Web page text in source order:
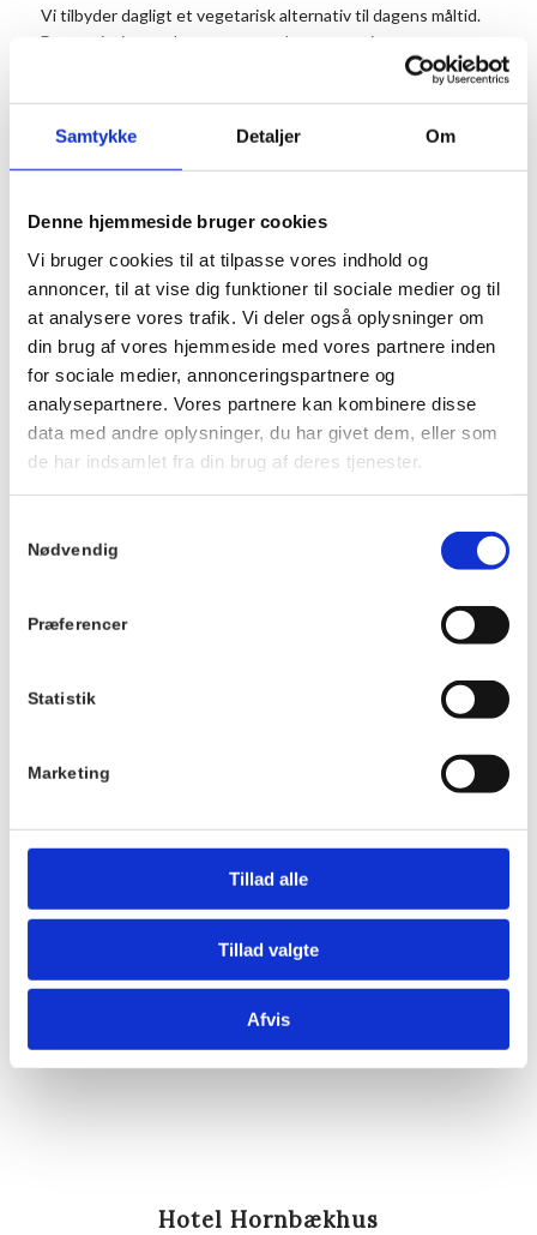
Samtykke Detaljer Om
Denne hjemmeside bruger cookies
Vi bruger cookies til at tilpasse vores indhold og
annoncer, til at vise dig funktioner til sociale medier og til
at analysere vores trafik. Vi deler også oplysninger om
din brug af vores hjemmeside med vores partnere inden
for sociale medier, annonceringspartnere og
analysepartnere. Vores partnere kan kombinere disse
data med andre oplysninger, du har givet dem, eller som
de har indsamlet fra din brug af deres tjenester.
Nødvendig
Præferencer
Statistik
Marketing
Tillad alle
Tillad valgte
Afvis
Vi tilbyder dagligt et vegetarisk alternativ til dagens måltid.
Det er vigtigt, at du noterer antal vegetarer i
dessert. Dessert og kaffe kan købes efter maden. Børn til og
med 3 år betaler ikke.
Husk at reservere dine pladser på forhånd.
Ankom gerne ca. 20 minutter før, så du kan få noget at drikke
og finde en plads ved langbordet, inden maden serveres.
Vi kan ikke tilpasse maden eller garantere veganske, mælkefri
eller glutenfri muligheder.
Der tages forbehold for ændringer i menuen.
Du kan se menuenHER.
Info
Dato:
Serie:
Pris:
Sted
Skovvej 7
Telefon
Hotel Hornbækhus